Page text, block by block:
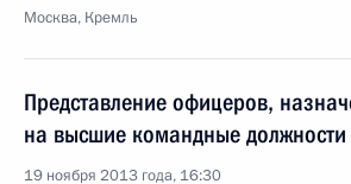
Москва, Кремль
Представление офицеров,
на высшие командные должности
19 ноября 2013 года, 16:30